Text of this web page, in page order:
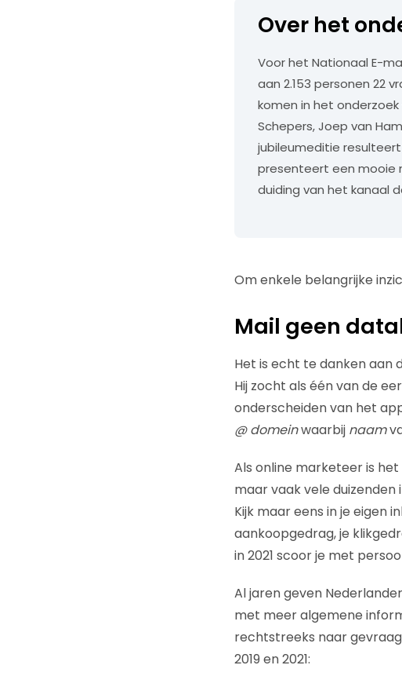
Over het
Voor het Nationaal E-
aan 2.153 personen 22
komen in het
Schepers, Joep van
jubileumeditie resulteert
presenteert een mooie
duiding van het kanaal
Om enkele belangrijke
Mail geen
Het is echt te danken aan
Hij zocht als één van de
onderscheiden van het
@ domeinwaarbij naam
Als online marketeer is
maar vaak vele
Kijk maar eens in je eigen
aankoopgedrag, je
in 2021 scoor je met
Al jaren geven
met meer algemene
rechtstreeks naar
2019 en 2021: